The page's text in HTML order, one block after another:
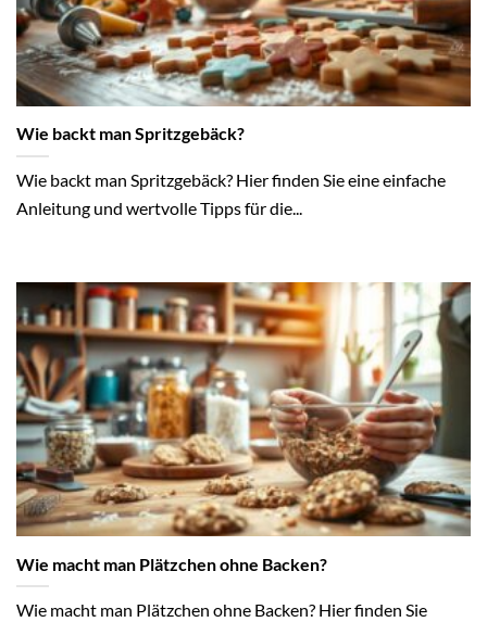
Wie backt man Spritzgebäck?
Wie backt man Spritzgebäck? Hier finden Sie eine einfache
Anleitung und wertvolle Tipps für die...
Wie macht man Plätzchen ohne Backen?
Wie macht man Plätzchen ohne Backen? Hier finden Sie